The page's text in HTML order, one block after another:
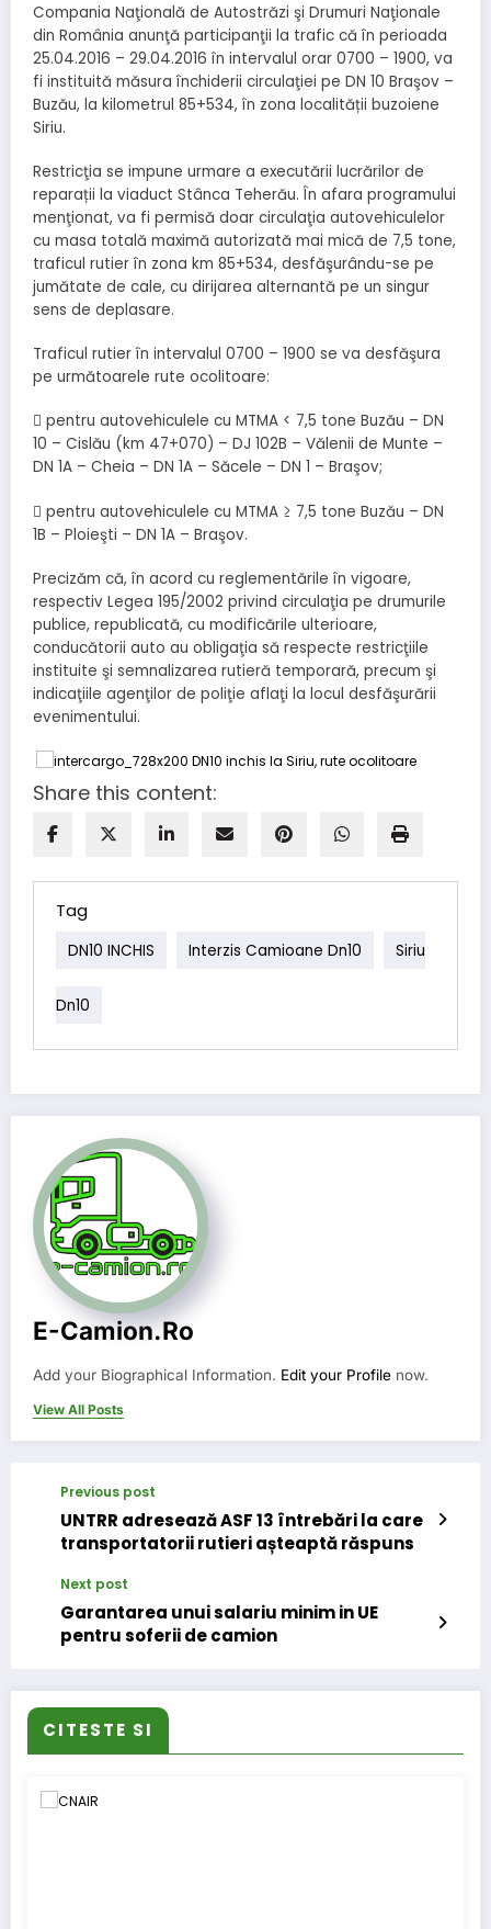
Compania Naţională de Autostrăzi şi Drumuri Naţionale
din România anunţă participanţii la trafic că în perioada
25.04.2016 – 29.04.2016 în intervalul orar 0700 – 1900, va
fi instituită măsura închiderii circulaţiei pe DN 10 Braşov –
Buzău, la kilometrul 85+534, în zona localității buzoiene
Siriu.
Restricţia se impune urmare a executării lucrărilor de
reparații la viaduct Stânca Teherău. În afara programului
menţionat, va fi permisă doar circulaţia autovehiculelor
cu masa totală maximă autorizată mai mică de 7,5 tone,
traficul rutier în zona km 85+534, desfăşurându-se pe
jumătate de cale, cu dirijarea alternantă pe un singur
sens de deplasare.
Traficul rutier în intervalul 0700 – 1900 se va desfăşura
pe următoarele rute ocolitoare:
 pentru autovehiculele cu MTMA < 7,5 tone Buzău – DN
10 – Cislău (km 47+070) – DJ 102B – Vălenii de Munte –
DN 1A – Cheia – DN 1A – Săcele – DN 1 – Braşov;
 pentru autovehiculele cu MTMA ≥ 7,5 tone Buzău – DN
1B – Ploieşti – DN 1A – Braşov.
Precizăm că, în acord cu reglementările în vigoare,
respectiv Legea 195/2002 privind circulaţia pe drumurile
publice, republicată, cu modificările ulterioare,
conducătorii auto au obligaţia să respecte restricţiile
instituite şi semnalizarea rutieră temporară, precum şi
indicaţiile agenţilor de poliţie aflaţi la locul desfăşurării
evenimentului.
Share this content:
Tag
DN10 INCHIS Interzis Camioane Dn10 Siriu
Dn10
E-Camion.ro
Add your Biographical Information. Edit your Profile now.
View All Posts
Previous post
UNTRR adresează ASF 13 întrebări la care
transportatorii rutieri așteaptă răspuns
Next post
Garantarea unui salariu minim in UE
pentru soferii de camion
CITESTE SI